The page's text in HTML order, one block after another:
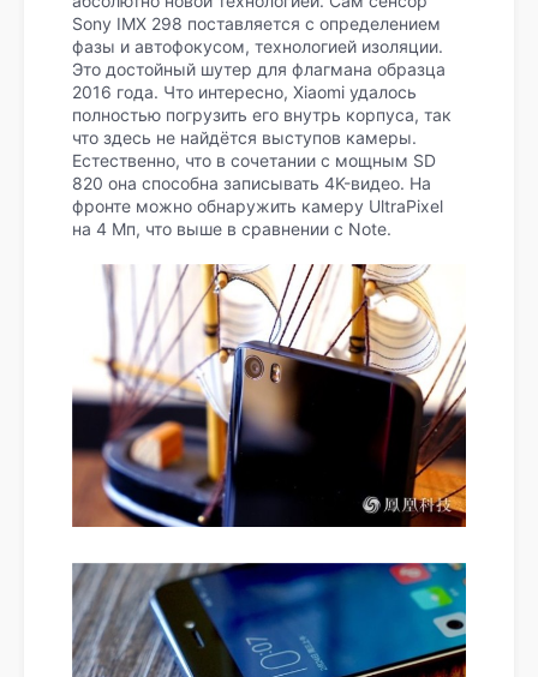
Sony IMX 298 поставляется с определением
фазы и автофокусом, технологией изоляции.
Это достойный шутер для флагмана образца
2016 года. Что интересно, Xiaomi удалось
полностью погрузить его внутрь корпуса, так
что здесь не найдётся выступов камеры.
Естественно, что в сочетании с мощным SD
820 она способна записывать 4K-видео. На
фронте можно обнаружить камеру UltraPixel
на 4 Мп, что выше в сравнении с Note.